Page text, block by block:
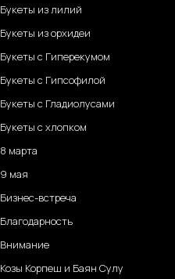
Букеты из лилий
Букеты из орхидеи
Букеты с Гиперекумом
Букеты с Гипсофилой
Букеты с Гладиолусами
Букеты с хлопком
8 марта
9 мая
Бизнес-встреча
Благодарность
Внимание
Козы Корпеш и Баян Сулу